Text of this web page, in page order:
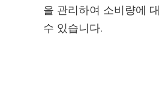
을 관리하여 소비량에
수 있습니다.